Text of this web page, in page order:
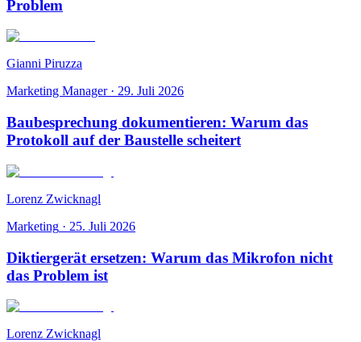
Problem
Gianni Piruzza
Marketing Manager· 29. Juli 2026
Baubesprechung dokumentieren: Warum das
Protokoll auf der Baustelle scheitert
Lorenz Zwicknagl
Marketing · 25. Juli 2026
Diktiergerät ersetzen: Warum das Mikrofon nicht
das Problem ist
Lorenz Zwicknagl